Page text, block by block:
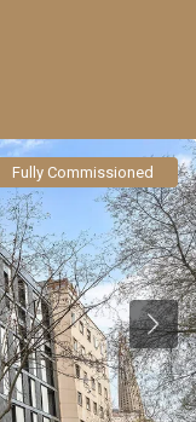
Fully Commissioned